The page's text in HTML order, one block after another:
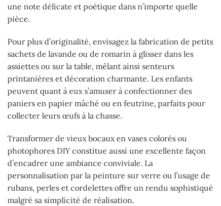
une note délicate et poétique dans n’importe quelle
pièce.
Pour plus d’originalité, envisagez la fabrication de petits
sachets de lavande ou de romarin à glisser dans les
assiettes ou sur la table, mêlant ainsi senteurs
printanières et décoration charmante. Les enfants
peuvent quant à eux s’amuser à confectionner des
paniers en papier mâché ou en feutrine, parfaits pour
collecter leurs œufs à la chasse.
Transformer de vieux bocaux en vases colorés ou
photophores DIY constitue aussi une excellente façon
d’encadrer une ambiance conviviale. La
personnalisation par la peinture sur verre ou l’usage de
rubans, perles et cordelettes offre un rendu sophistiqué
malgré sa simplicité de réalisation.